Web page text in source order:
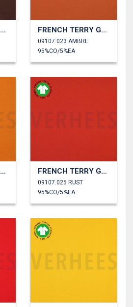
FRENCH TERRY GOTS FRENCH TERRY GOTS
09107.023 AMBRE
95%CO/5%EA
FRENCH TERRY GOTS FRENCH TERRY GOTS
09107.025 RUST
95%CO/5%EA